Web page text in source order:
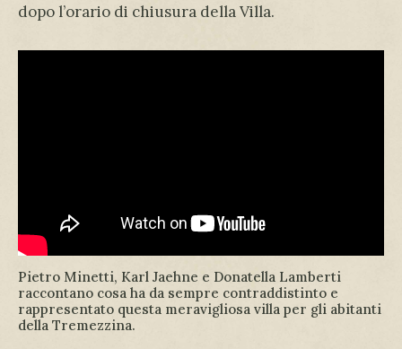
dopo l’orario di chiusura della Villa.
Pietro Minetti, Karl Jaehne e Donatella Lamberti
raccontano cosa ha da sempre contraddistinto e
rappresentato questa meravigliosa villa per gli abitanti
della Tremezzina.